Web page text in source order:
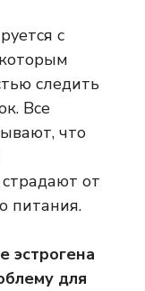
с
следить
Все
что
от
питания.
эстрогена
для